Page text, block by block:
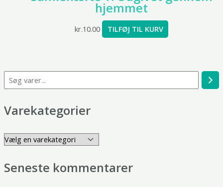
Varekategorier
Seneste kommentarer
hjemmet
kr.10.00 TILFØJ TIL KURV